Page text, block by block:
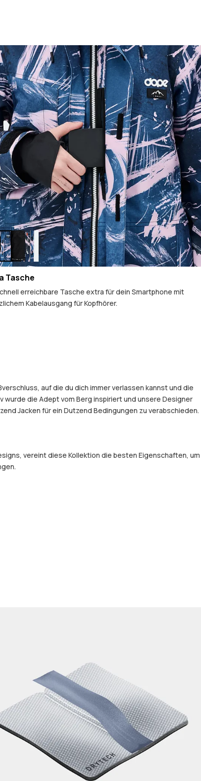
Tasche
erreichbare Tasche extra für dein Smartphone mit
Kabelausgang für Kopfhörer.
auf die du dich immer verlassen kannst und die
die Adept vom Berg inspiriert und unsere Designer
Jacken für ein Dutzend Bedingungen zu verabschieden.
vereint diese Kollektion die besten Eigenschaften, um